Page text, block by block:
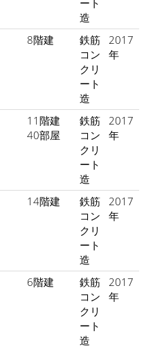
ート
造
8階建
鉄筋
コン
クリ
ート
造
2017
年
11階建
40部屋
鉄筋
コン
クリ
ート
造
2017
年
14階建
鉄筋
コン
クリ
ート
造
2017
年
6階建
鉄筋
コン
クリ
ート
造
2017
年